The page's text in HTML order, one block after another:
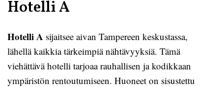
Hotelli A
Hotelli A sijaitsee aivan Tampereen keskustassa,
lähellä kaikkia tärkeimpiä nähtävyyksiä. Tämä
viehättävä hotelli tarjoaa rauhallisen ja kodikkaan
ympäristön rentoutumiseen. Huoneet on sisustettu